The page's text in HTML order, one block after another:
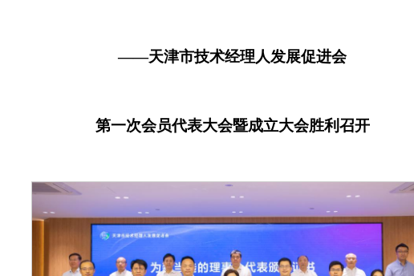
——天津市技术经理人发展促进会
第一次会员代表大会暨成立大会胜利召开